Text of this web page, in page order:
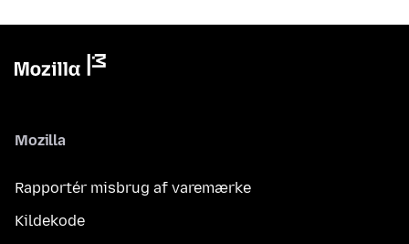
Mozilla
Rapportér misbrug af varemærke
Kildekode